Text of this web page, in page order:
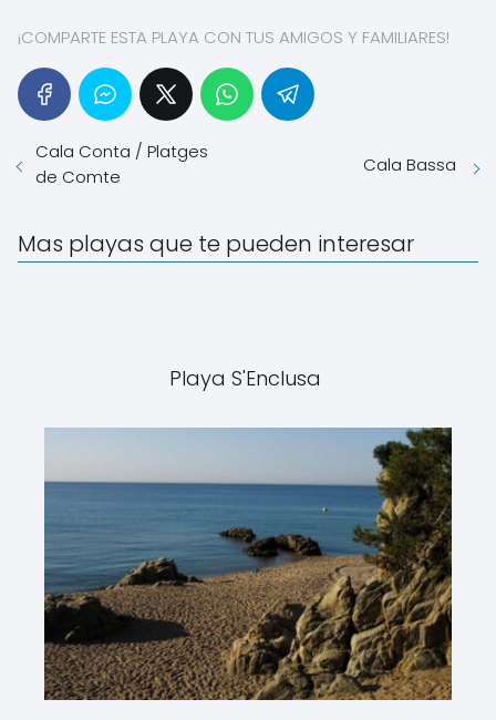
¡COMPARTE ESTA PLAYA CON TUS AMIGOS Y FAMILIARES!
Cala Conta / Platges
de Comte
Cala Bassa
Mas playas que te pueden interesar
Playa S'Enclusa